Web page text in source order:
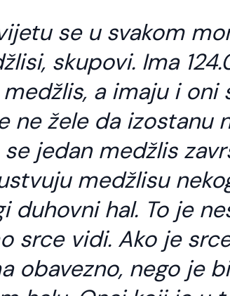
se u svakom
skupovi. Ima
a imaju i oni
ne žele da izostanu
jedan medžlis
medžlisu
duhovni hal. To je
srce vidi. Ako je
obavezno, nego je
Ko
put
je